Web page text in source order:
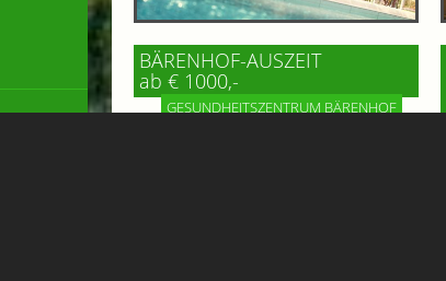
BÄRENHOF-AUSZEIT
ab € 1000,-
GESUNDHEITSZENTRUM BÄRENHOF